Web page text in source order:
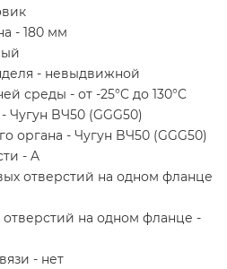
- 180 мм
- невыдвижной
среды - от -25°C до 130°C
Чугун BЧ50 (GGG50)
органа - Чугун BЧ50 (GGG50)
- A
отверстий на одном фланце
на одном фланце -
- нет